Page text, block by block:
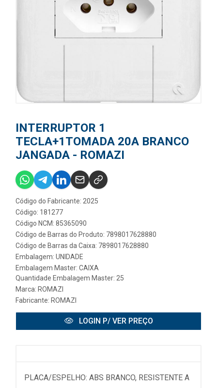
INTERRUPTOR 1
TECLA+1TOMADA 20A BRANCO
JANGADA - ROMAZI
Código do Fabricante: 2025
Código: 181277
Código NCM: 85365090
Código de Barras do Produto: 7898017628880
Código de Barras da Caixa: 7898017628880
Embalagem: UNIDADE
Embalagem Master: CAIXA
Quantidade Embalagem Master: 25
Marca: ROMAZI
Fabricante: ROMAZI
LOGIN P/ VER PREÇO
PLACA/ESPELHO: ABS BRANCO, RESISTENTE A